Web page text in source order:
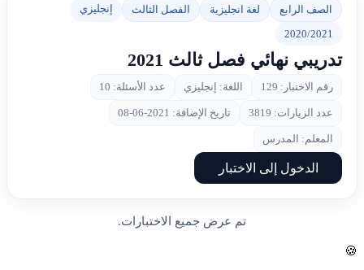
الصف الرابع لغة انجليزية الفصل الثالث إنجليزي
2020/2021
تدريبي نهائي فصل ثالث 2021
رقم الاختبار: 129 اللغة: إنجليزي عدد الأسئلة: 10
عدد الزيارات: 3819 تاريخ الإضافة: 2021-06-08
المعلم: المدرس
الدخول إلى الاختبار
تم عرض جميع الاختبارات.
🍪